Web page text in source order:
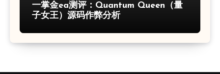
一掌金ea测评：Quantum Queen（量
子女王）源码作弊分析